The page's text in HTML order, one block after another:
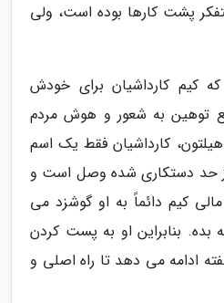
پشت کارها بوده است، ولی
کیم کارداشیان برای خودش
توهین به شعور و هوش مردم
کارداشیان فقط یک اسم
حد دستکاری شده وصل است و
کیم دائماً به او گوشزد می
بده. بنابراین او به پست کردن
ادامه می دهد تا راه اصلی و